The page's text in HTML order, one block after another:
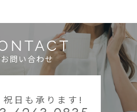
お問い合わせ
祝日も承ります!